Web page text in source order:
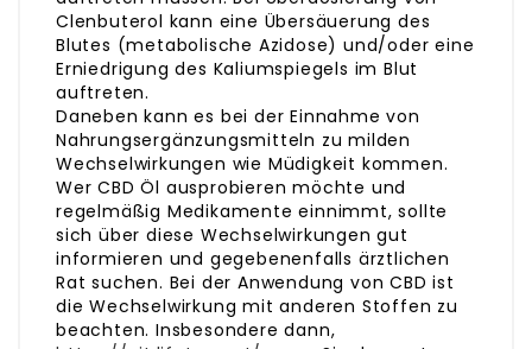
Clenbuterol kann eine Übersäuerung des
Blutes (metabolische Azidose) und/oder eine
Erniedrigung des Kaliumspiegels im Blut
auftreten.
Daneben kann es bei der Einnahme von
Nahrungsergänzungsmitteln zu milden
Wechselwirkungen wie Müdigkeit kommen.
Wer CBD Öl ausprobieren möchte und
regelmäßig Medikamente einnimmt, sollte
sich über diese Wechselwirkungen gut
informieren und gegebenenfalls ärztlichen
Rat suchen. Bei der Anwendung von CBD ist
die Wechselwirkung mit anderen Stoffen zu
beachten. Insbesondere dann,